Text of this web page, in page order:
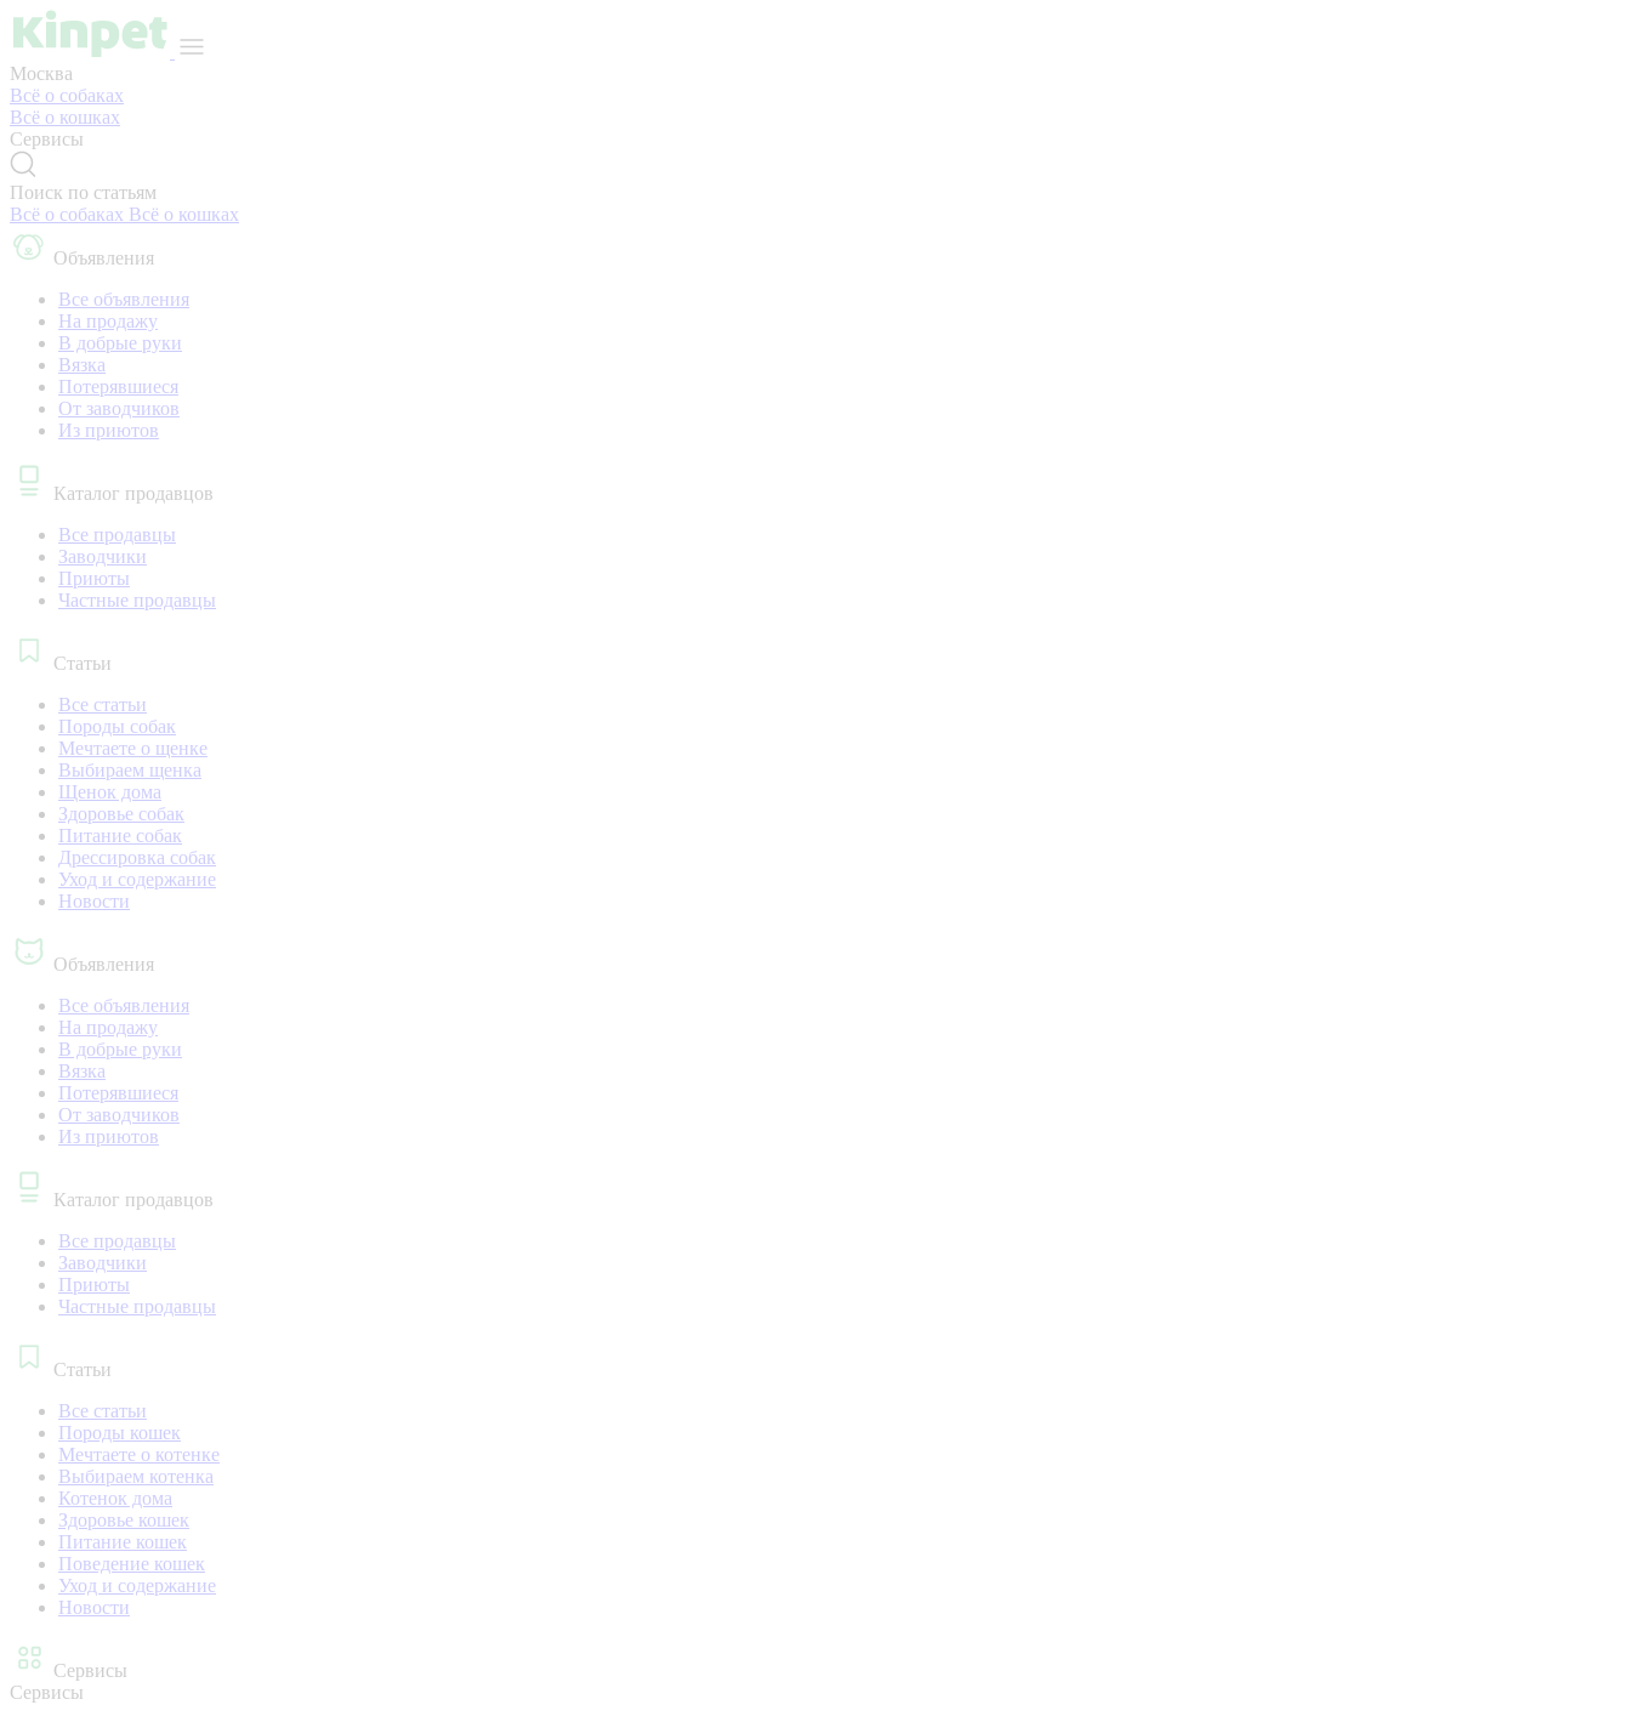
Москва
Всё о собаках
Всё о кошках
Сервисы
Поиск по статьям
Всё о собаках Всё о кошках
Объявления
Все объявления
На продажу
В добрые руки
Вязка
Потерявшиеся
От заводчиков
Из приютов
Каталог продавцов
Все продавцы
Заводчики
Приюты
Частные продавцы
Статьи
Все статьи
Породы собак
Мечтаете о щенке
Выбираем щенка
Щенок дома
Здоровье собак
Питание собак
Дрессировка собак
Уход и содержание
Новости
Объявления
Все объявления
На продажу
В добрые руки
Вязка
Потерявшиеся
От заводчиков
Из приютов
Каталог продавцов
Все продавцы
Заводчики
Приюты
Частные продавцы
Статьи
Все статьи
Породы кошек
Мечтаете о котенке
Выбираем котенка
Котенок дома
Здоровье кошек
Питание кошек
Поведение кошек
Уход и содержание
Новости
Сервисы
Сервисы